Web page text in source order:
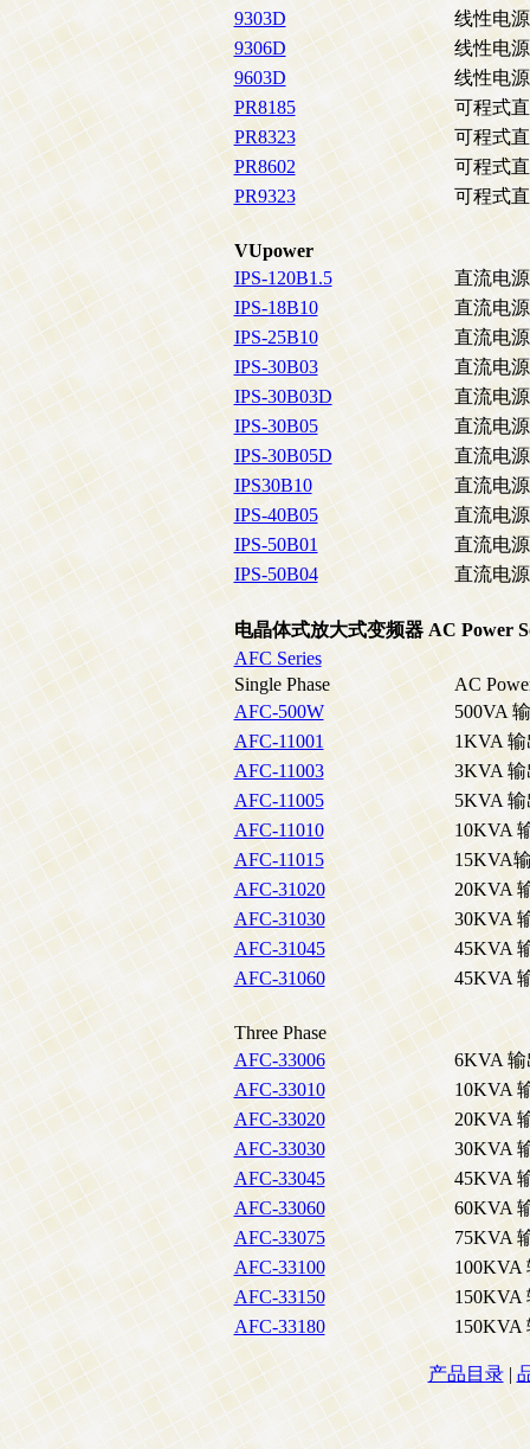
9303D
线性电
9306D
线性电
9603D
线性电
PR8185
可程式
PR8323
可程式
PR8602
可程式
PR9323
可程式
VUpower
IPS-120B1.5
直流电
IPS-18B10
直流电
IPS-25B10
直流电
IPS-30B03
直流电
IPS-30B03D
直流电
IPS-30B05
直流电
IPS-30B05D
直流电
IPS30B10
直流电
IPS-40B05
直流电
IPS-50B01
直流电
IPS-50B04
直流电
电晶体式放大式变频器 AC Power
AFC Series
Single Phase
AC
AFC-500W
500VA
AFC-11001
1KVA
AFC-11003
3KVA
AFC-11005
5KVA
AFC-11010
10KVA
AFC-11015
15KVA
AFC-31020
20KVA
AFC-31030
30KVA
AFC-31045
45KVA
AFC-31060
45KVA
Three Phase
AFC-33006
6KVA
AFC-33010
10KVA
AFC-33020
20KVA
AFC-33030
30KVA
AFC-33045
45KVA
AFC-33060
60KVA
AFC-33075
75KVA
AFC-33100
100KVA
AFC-33150
150KVA
AFC-33180
150KVA
产品目录|